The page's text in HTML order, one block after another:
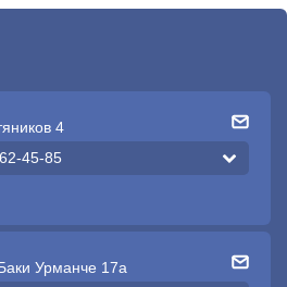
4
45-85
Урманче 17а